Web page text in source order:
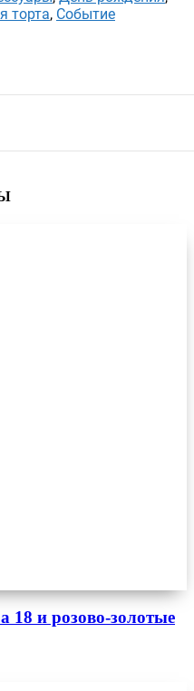
торта, Событие
и розово-золотые